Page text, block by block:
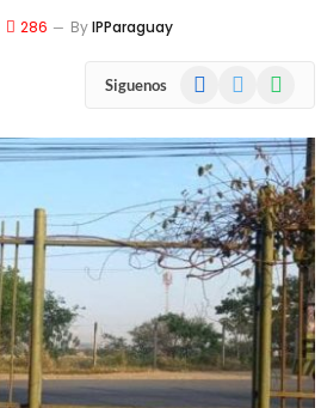
286 ByIPParaguay
Siguenos Facebook